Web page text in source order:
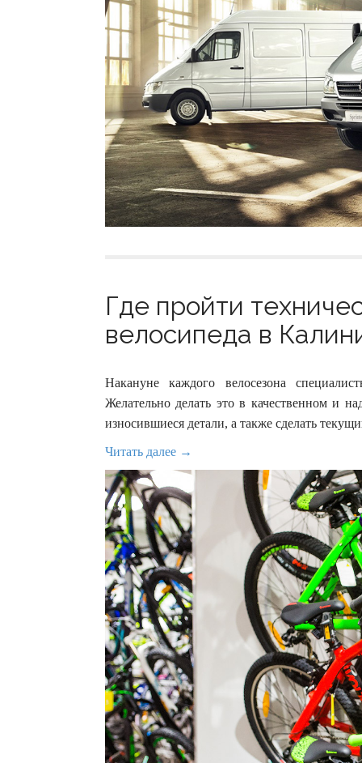
Где пройти
велосипеда в
Накануне каждого велосезона
Желательно делать это в качественном и
износившиеся детали, а также сделать
Читать далее →